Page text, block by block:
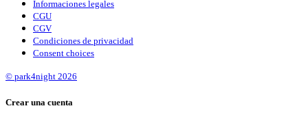
Informaciones legales
CGU
CGV
Condiciones de privacidad
Consent choices
© park4night 2026
Crear una cuenta